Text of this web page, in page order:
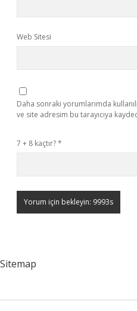
Web Sitesi
Daha sonraki yorumlarımda
ve site adresim bu tarayıcıya
7 + 8 kaçtır?*
Sitemap